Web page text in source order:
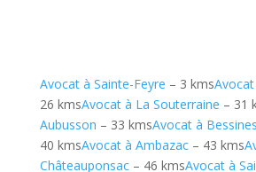
Avocat à Sainte-Feyre – 3 kms
26 kmsAvocat à La Souterraine – 31
Aubusson – 33 kmsAvocat à
40 kmsAvocat à Ambazac– 43 kms
Châteauponsac– 46 kmsAvocat à